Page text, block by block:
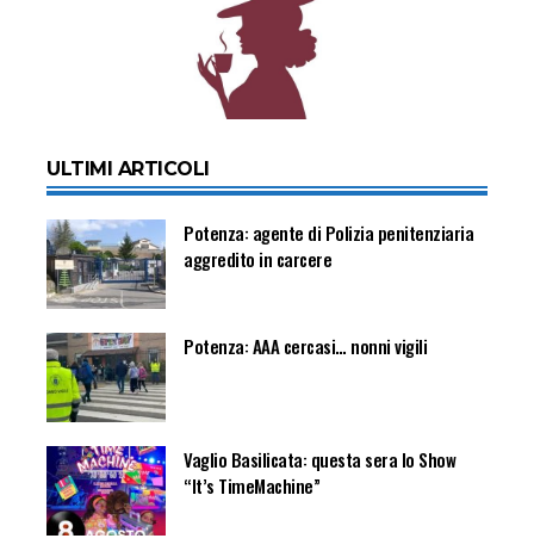
ULTIMI ARTICOLI
Potenza: agente di Polizia penitenziaria
aggredito in carcere
Potenza: AAA cercasi… nonni vigili
Vaglio Basilicata: questa sera lo Show
“It’s TimeMachine”